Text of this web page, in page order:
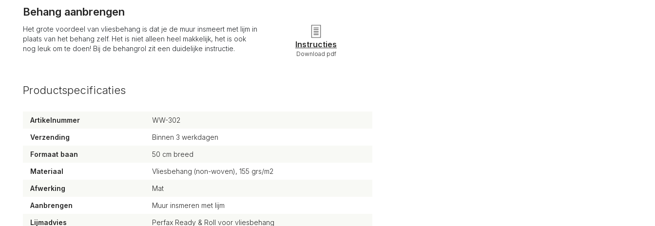
Behang aanbrengen
Het grote voordeel van vliesbehang is dat je de muur insmeert met lijm in
plaats van het behang zelf. Het is niet alleen heel makkelijk, het is ook
nog leuk om te doen! Bij de behangrol zit een duidelijke instructie.
Instructies
Download pdf
Productspecificaties
Artikelnummer WW-302
Verzending Binnen 3 werkdagen
Formaat baan 50 cm breed
Materiaal Vliesbehang (non-woven), 155 grs/m2
Afwerking Mat
Aanbrengen Muur insmeren met lijm
Lijmadvies Perfax Ready & Roll voor vliesbehang